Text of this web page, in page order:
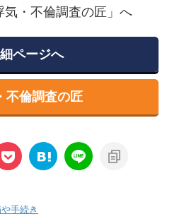
・不倫調査の匠」へ
ページへ
不倫調査の匠
手続き